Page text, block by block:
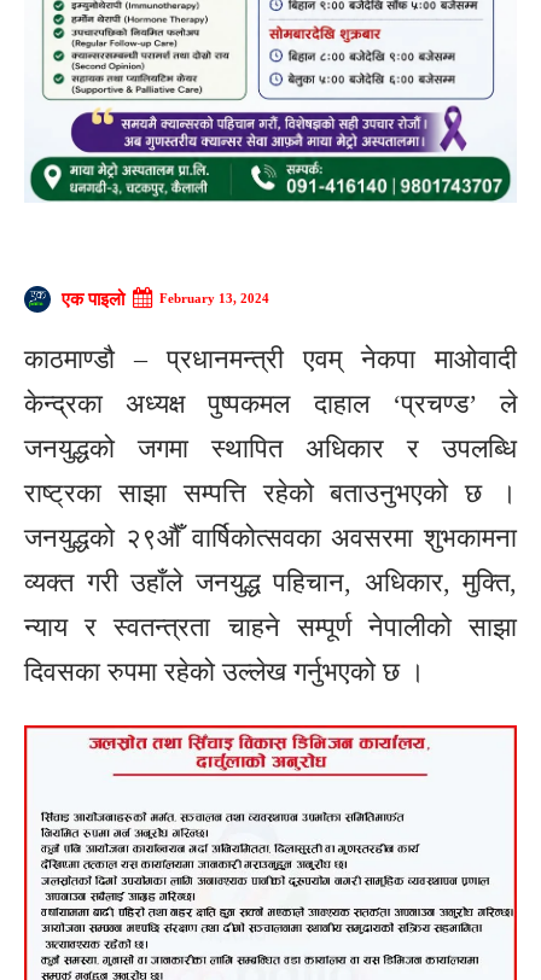
एक पाइलो February 13, 2024
काठमाण्डौ – प्रधानमन्त्री एवम् नेकपा माओवादी
केन्द्रका अध्यक्ष पुष्पकमल दाहाल ‘प्रचण्ड’ ले
जनयुद्धको जगमा स्थापित अधिकार र उपलब्धि
राष्ट्रका साझा सम्पत्ति रहेको बताउनुभएको छ ।
जनयुद्धको २९औँ वार्षिकोत्सवका अवसरमा शुभकामना
व्यक्त गरी उहाँले जनयुद्ध पहिचान, अधिकार, मुक्ति,
न्याय र स्वतन्त्रता चाहने सम्पूर्ण नेपालीको साझा
दिवसका रुपमा रहेको उल्लेख गर्नुभएको छ ।